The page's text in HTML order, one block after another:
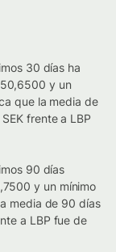
30 días ha
y un
que la media de
frente a LBP
90 días
y un mínimo
media de 90 días
a LBP fue de